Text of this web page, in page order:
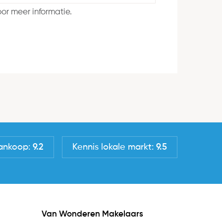
meer informatie.
9.2 Kennis lokale markt: 9.5
Van Wonderen Makelaars